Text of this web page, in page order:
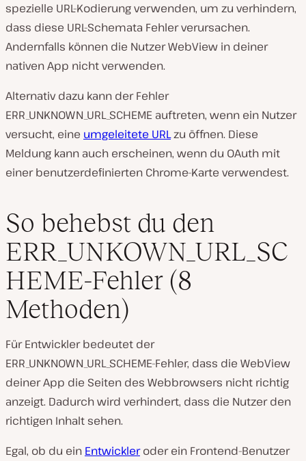
spezielle URL-Kodierung verwenden, um zu verhindern,
dass diese URL-Schemata Fehler verursachen.
Andernfalls können die Nutzer WebView in deiner
nativen App nicht verwenden.
Alternativ dazu kann der Fehler
ERR_UNKNOWN_URL_SCHEME auftreten, wenn ein Nutzer
versucht, eine umgeleitete URLzu öffnen. Diese
Meldung kann auch erscheinen, wenn du OAuth mit
einer benutzerdefinierten Chrome-Karte verwendest.
So behebst du den
ERR_UNKOWN_URL_SC
HEME-Fehler (8
Methoden)
Für Entwickler bedeutet der
ERR_UNKNOWN_URL_SCHEME-Fehler, dass die WebView
deiner App die Seiten des Webbrowsers nicht richtig
anzeigt. Dadurch wird verhindert, dass die Nutzer den
richtigen Inhalt sehen.
Egal, ob du ein Entwickleroder ein Frontend-Benutzer